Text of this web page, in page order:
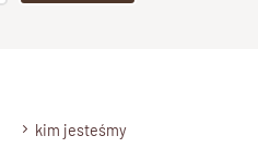
kim jesteśmy